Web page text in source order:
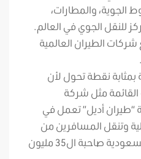
والمطارات،
للنقل الجوي في العالم.
الطيران العالمية
بمثابة نقطة تحول لأن
مثل شركة
“طيران أديل” تعمل في
وتنقل المسافرين من
نقطة إلى نقطة من وإلى السعودية صاحبة ال35 مليون